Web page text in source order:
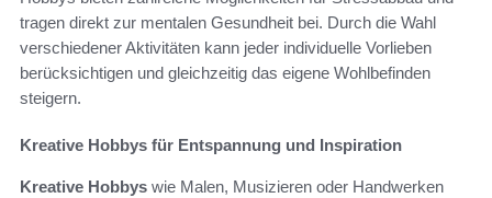
tragen direkt zur mentalen Gesundheit bei. Durch die Wahl
verschiedener Aktivitäten kann jeder individuelle Vorlieben
berücksichtigen und gleichzeitig das eigene Wohlbefinden
steigern.
Kreative Hobbys für Entspannung und Inspiration
Kreative Hobbys wie Malen, Musizieren oder Handwerken